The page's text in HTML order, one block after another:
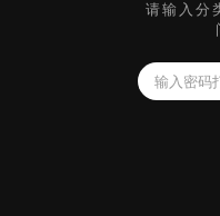
请输入分